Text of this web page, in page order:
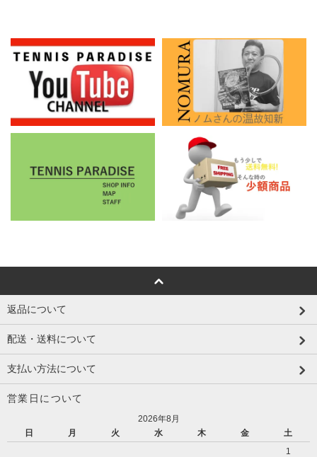
返品について
配送・送料について
支払い方法について
営業日について
2026年8月
日
月 火 水 木 金
土
1